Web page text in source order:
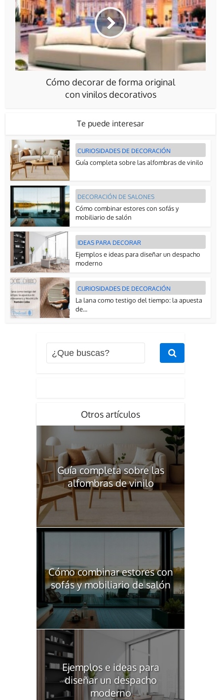
Cómo decorar de forma original
con vinilos decorativos
Te puede interesar
CURIOSIDADES DE DECORACIÓN
Guía completa sobre las alfombras de vinilo
DECORACIÓN DE SALONES
Cómo combinar estores con sofás y
mobiliario de salón
IDEAS PARA DECORAR
Ejemplos e ideas para diseñar un despacho
moderno
CURIOSIDADES DE DECORACIÓN
La lana como testigo del tiempo: la apuesta
de...
Otros artículos
Guía completa sobre las
alfombras de vinilo
Cómo combinar estores con
sofás y mobiliario de salón
Ejemplos e ideas para
diseñar un despacho
moderno